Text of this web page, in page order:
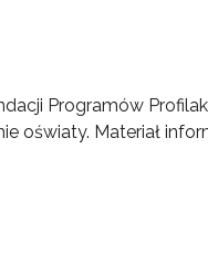
Programów
oświaty. Materiał